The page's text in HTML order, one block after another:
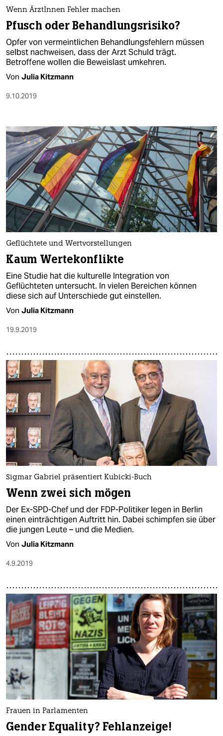
nord
wahrheit
verlag
shop
fragen & hilfe
unterstützen
abo
genossenschaft
epaper login
Wenn ÄrztInnen Fehler machen
Pfusch oder Behandlungsrisiko?
Opfer von vermeintlichen Behandlungsfehlern müssen
selbst nachweisen, dass der Arzt Schuld trägt.
Betroffene wollen die Beweislast umkehren.
Von Julia Kitzmann
9.10.2019
Geflüchtete und Wertvorstellungen
Kaum Wertekonflikte
Eine Studie hat die kulturelle Integration von
Geflüchteten untersucht. In vielen Bereichen können
diese sich auf Unterschiede gut einstellen.
Von Julia Kitzmann
19.9.2019
Sigmar Gabriel präsentiert Kubicki-Buch
Wenn zwei sich mögen
Der Ex-SPD-Chef und der FDP-Politiker legen in Berlin
einen einträchtigen Auftritt hin. Dabei schimpfen sie über
die jungen Leute – und die Medien.
Von Julia Kitzmann
4.9.2019
Frauen in Parlamenten
Gender Equality? Fehlanzeige!